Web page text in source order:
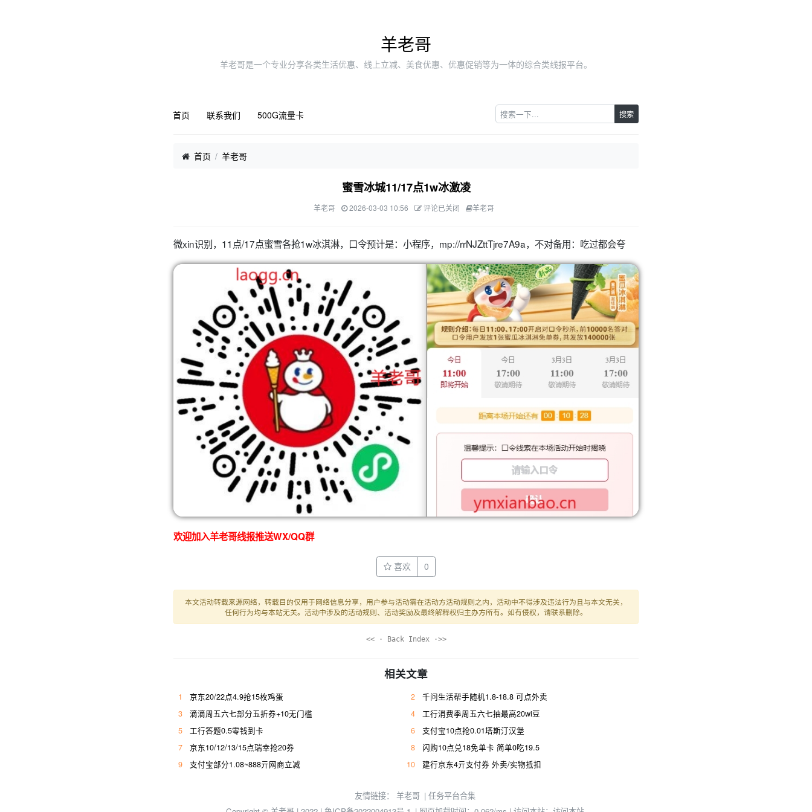
羊老哥
羊老哥是一个专业分享各类生活优惠、线上立减、美食优惠、优惠促销等为一体的综合类线报平台。
首页 联系我们 500G流量卡 搜索
首页 羊老哥
蜜雪冰城11/17点1w冰激凌
羊老哥 2026-03-03 10:56 评论已关闭 羊老哥
微xin识别，11点/17点蜜雪各抢1w冰淇淋，口令预计是：小程序，mp://rrNJZttTjre7A9a，不对备用：吃过都会夸
欢迎加入羊老哥线报推送WX/QQ群
喜欢 0
本文活动转载来源网络，转载目的仅用于网络信息分享，用户参与活动需在活动方活动规则之内，活动中不得涉及违法行为且与本文无关，
任何行为均与本站无关。活动中涉及的活动规则、活动奖励及最终解释权归主办方所有。如有侵权，请联系删除。
<< · Back Index ·>>
相关文章
1 京东20/22点4.9抢15枚鸡蛋 2
千问生活帮手随机1.8-18.8 可点外卖
3
滴滴周五六七部分五折券+10无门槛 4
工行消费季周五六七抽最高20wi豆
5
工行答题0.5零钱到卡 6
支付宝10点抢0.01塔斯汀汉堡
7
京东10/12/13/15点瑞幸抢20券 8
闪购10点兑18免单卡 简单0吃19.5
9
支付宝部分1.08~888亓网商立减 10 建行京东4亓支付券 外卖/实物抵扣
友情链接： 羊老哥 | 任务平台合集